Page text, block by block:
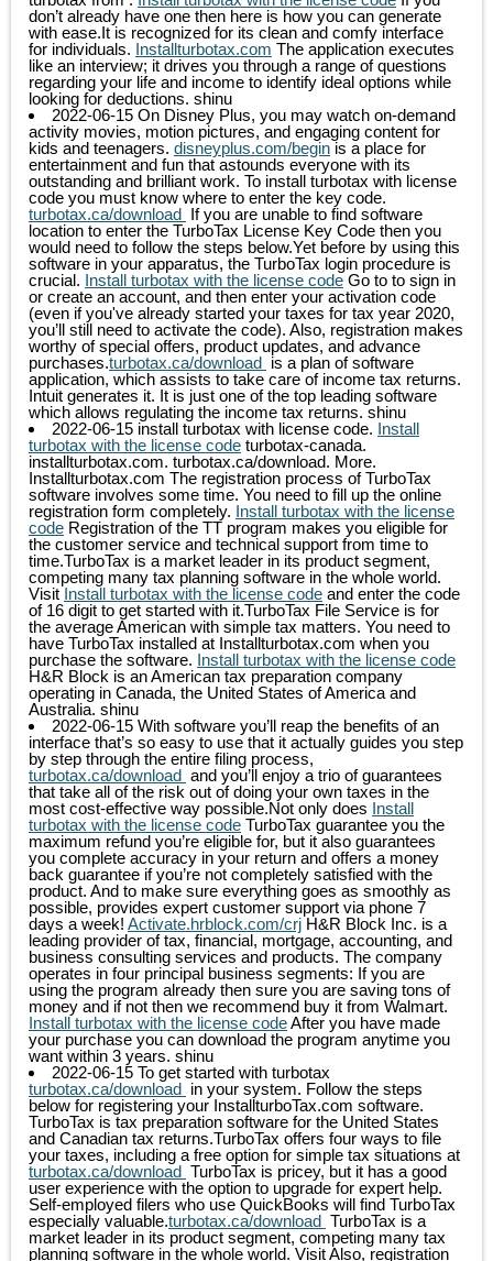
don’t already have one then here is how you can generate
with ease.It is recognized for its clean and comfy interface
for individuals. Installturbotax.com The application executes
like an interview; it drives you through a range of questions
regarding your life and income to identify ideal options while
looking for deductions. shinu
2022-06-15 On Disney Plus, you may watch on-demand
activity movies, motion pictures, and engaging content for
kids and teenagers. disneyplus.com/begin is a place for
entertainment and fun that astounds everyone with its
outstanding and brilliant work. To install turbotax with license
code you must know where to enter the key code.
turbotax.ca/download If you are unable to find software
location to enter the TurboTax License Key Code then you
would need to follow the steps below.Yet before by using this
software in your apparatus, the TurboTax login procedure is
crucial. Install turbotax with the license code Go to to sign in
or create an account, and then enter your activation code
(even if you've already started your taxes for tax year 2020,
you’ll still need to activate the code). Also, registration makes
worthy of special offers, product updates, and advance
purchases.turbotax.ca/download is a plan of software
application, which assists to take care of income tax returns.
Intuit generates it. It is just one of the top leading software
which allows regulating the income tax returns. shinu
2022-06-15 install turbotax with license code. Install
turbotax with the license code turbotax-canada.
installturbotax.com. turbotax.ca/download. More.
Installturbotax.com The registration process of TurboTax
software involves some time. You need to fill up the online
registration form completely. Install turbotax with the license
code Registration of the TT program makes you eligible for
the customer service and technical support from time to
time.TurboTax is a market leader in its product segment,
competing many tax planning software in the whole world.
Visit Install turbotax with the license code and enter the code
of 16 digit to get started with it.TurboTax File Service is for
the average American with simple tax matters. You need to
have TurboTax installed at Installturbotax.com when you
purchase the software. Install turbotax with the license code
H&R Block is an American tax preparation company
operating in Canada, the United States of America and
Australia. shinu
2022-06-15 With software you’ll reap the benefits of an
interface that’s so easy to use that it actually guides you step
by step through the entire filing process,
turbotax.ca/download and you’ll enjoy a trio of guarantees
that take all of the risk out of doing your own taxes in the
most cost-effective way possible.Not only does Install
turbotax with the license code TurboTax guarantee you the
maximum refund you’re eligible for, but it also guarantees
you complete accuracy in your return and offers a money
back guarantee if you’re not completely satisfied with the
product. And to make sure everything goes as smoothly as
possible, provides expert customer support via phone 7
days a week! Activate.hrblock.com/crj H&R Block Inc. is a
leading provider of tax, financial, mortgage, accounting, and
business consulting services and products. The company
operates in four principal business segments: If you are
using the program already then sure you are saving tons of
money and if not then we recommend buy it from Walmart.
Install turbotax with the license codeAfter you have made
your purchase you can download the program anytime you
want within 3 years. shinu
2022-06-15 To get started with turbotax
turbotax.ca/download in your system. Follow the steps
below for registering your InstallturboTax.com software.
TurboTax is tax preparation software for the United States
and Canadian tax returns.TurboTax offers four ways to file
your taxes, including a free option for simple tax situations at
turbotax.ca/download TurboTax is pricey, but it has a good
user experience with the option to upgrade for expert help.
Self-employed filers who use QuickBooks will find TurboTax
especially valuable.turbotax.ca/download TurboTax is a
market leader in its product segment, competing many tax
planning software in the whole world. Visit Also, registration